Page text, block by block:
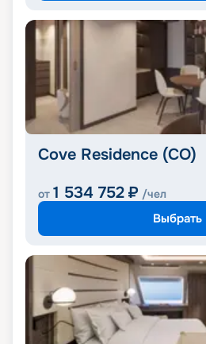
Cove Residence (CO)
от 1 534 752 ₽ /чел
Выбрать